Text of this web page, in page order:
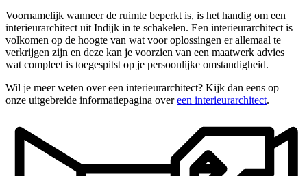
Voornamelijk wanneer de ruimte beperkt is, is het handig om een
interieurarchitect uit Indijk in te schakelen. Een interieurarchitect is
volkomen op de hoogte van wat voor oplossingen er allemaal te
verkrijgen zijn en deze kan je voorzien van een maatwerk advies
wat compleet is toegespitst op je persoonlijke omstandigheid.
Wil je meer weten over een interieurarchitect? Kijk dan eens op
onze uitgebreide informatiepagina overeen interieurarchitect.